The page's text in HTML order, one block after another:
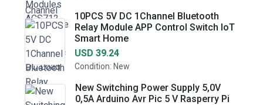
10PCS 5V DC 1Channel Bluetooth
Relay Module APP Control Switch IoT
Smart Home
USD 39.24
Condition: New
New Switching Power Supply 5,0V
0,5A Arduino Avr Pic 5 V Rasperry Pi